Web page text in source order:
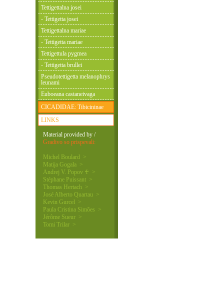
Tettigettalna josei
- Tettigetta josei
Tettigettalna mariae
- Tettigetta mariae
Tettigettula pygmea
- Tettigetta brullei
Pseudotettigetta melanophrys
leunami
Euboeana castaneivaga
CICADIDAE: Tibicininae
LINKS
Material provided by /
Gradivo so prispevali:
Michel Boulard >
Matija Gogala >
Andrej V. Popov ♰ >
Stéphane Puissant >
Thomas Hertach >
José Alberto Quartau >
Kevin Gurcel >
Paula Cristina Simões >
Jérôme Sueur >
Tomi Trilar >